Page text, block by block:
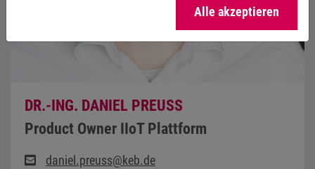
DR.-ING. DANIEL PREUSS
Product Owner IIoT Plattform
daniel.preuss@keb.de
Alle akzeptieren